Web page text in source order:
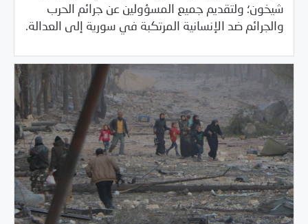
شيخون؛ ولتقديم جميع المسؤولين عن جرائم الحرب
والجرائم ضد الإنسانية المرتكبة في سورية إلى العدالة.
04/08/2017 بيانات المركز/خبر بارز